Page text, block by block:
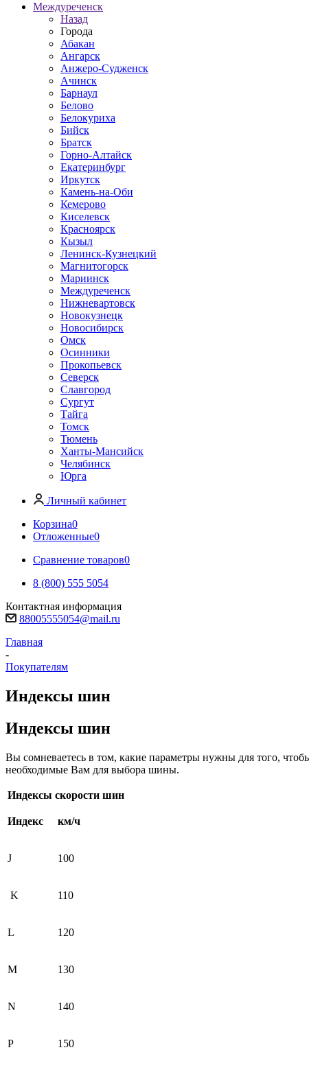
Междуреченск
Назад
Города
Абакан
Ангарск
Анжеро-Судженск
Ачинск
Барнаул
Белово
Белокуриха
Бийск
Братск
Горно-Алтайск
Екатеринбург
Иркутск
Камень-на-Оби
Кемерово
Киселевск
Красноярск
Кызыл
Ленинск-Кузнецкий
Магнитогорск
Мариинск
Междуреченск
Нижневартовск
Новокузнецк
Новосибирск
Омск
Осинники
Прокопьевск
Северск
Славгород
Сургут
Тайга
Томск
Тюмень
Ханты-Мансийск
Челябинск
Юрга
Личный кабинет
Корзина0
Отложенные0
Сравнение товаров0
8 (800) 555 5054
Контактная информация
88005555054@mail.ru
Главная
-
Покупателям
Индексы шин
Индексы шин
Вы сомневаетесь в том, какие параметры нужны для того,
необходимые Вам для выбора шины.
Индексы скорости шин
Индекс км/ч
J 100
K 110
L 120
M 130
N 140
P 150